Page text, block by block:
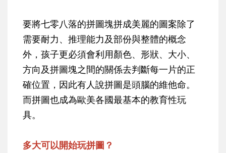
要將七零八落的拼圖塊拼成美麗的圖案除了
需要耐力、推理能力及部份與整體的概念
外，孩子更必須會利用顏色、形狀、大小、
方向及拼圖塊之間的關係去判斷每一片的正
確位置，因此有人說拼圖是頭腦的維他命。
而拼圖也成為歐美各國最基本的教育性玩
具。
多大可以開始玩拼圖？